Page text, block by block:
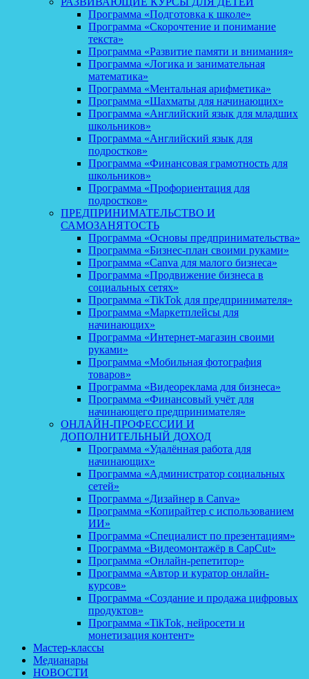
Программа «Подготовка к школе»
Программа «Скорочтение и понимание
текста»
Программа «Развитие памяти и внимания»
Программа «Логика и занимательная
математика»
Программа «Ментальная арифметика»
Программа «Шахматы для начинающих»
Программа «Английский язык для младших
школьников»
Программа «Английский язык для
подростков»
Программа «Финансовая грамотность для
школьников»
Программа «Профориентация для
подростков»
ПРЕДПРИНИМАТЕЛЬСТВО И
САМОЗАНЯТОСТЬ
Программа «Основы предпринимательства»
Программа «Бизнес-план своими руками»
Программа «Canva для малого бизнеса»
Программа «Продвижение бизнеса в
социальных сетях»
Программа «TikTok для предпринимателя»
Программа «Маркетплейсы для
начинающих»
Программа «Интернет-магазин своими
руками»
Программа «Мобильная фотография
товаров»
Программа «Видеореклама для бизнеса»
Программа «Финансовый учёт для
начинающего предпринимателя»
ОНЛАЙН-ПРОФЕССИИ И
ДОПОЛНИТЕЛЬНЫЙ ДОХОД
Программа «Удалённая работа для
начинающих»
Программа «Администратор социальных
сетей»
Программа «Дизайнер в Canva»
Программа «Копирайтер с использованием
ИИ»
Программа «Специалист по презентациям»
Программа «Видеомонтажёр в CapCut»
Программа «Онлайн-репетитор»
Программа «Автор и куратор онлайн-
курсов»
Программа «Создание и продажа цифровых
продуктов»
Программа «TikTok, нейросети и
монетизация контент»
Мастер-классы
Медианары
НОВОСТИ